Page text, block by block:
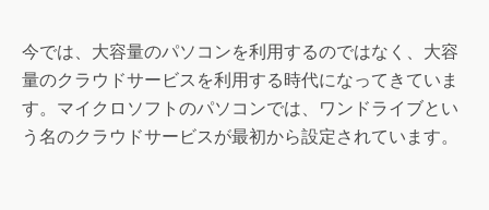
今では、大容量のパソコンを利用するのではなく、大容
量のクラウドサービスを利用する時代になってきていま
す。マイクロソフトのパソコンでは、ワンドライブとい
う名のクラウドサービスが最初から設定されています。